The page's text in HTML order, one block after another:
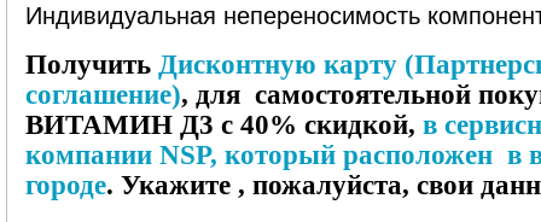
Индивидуальная непереносимость
Получить Дисконтную карту
соглашение), для самостоятельной
ВИТАМИН Д3 с 40% скидкой, в
компании NSP, который расположен в
городе. Укажите , пожалуйста, свои